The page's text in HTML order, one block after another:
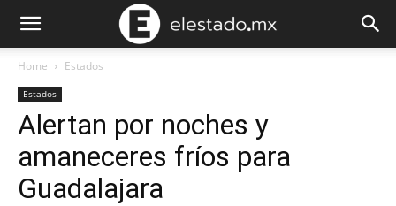
Home Estados
Estados
Alertan por noches y
amaneceres fríos para
Guadalajara